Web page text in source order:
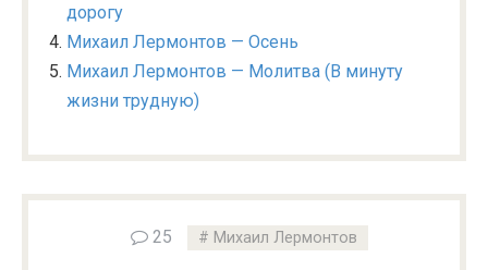
дорогу
Михаил Лермонтов — Осень
Михаил Лермонтов — Молитва (В минуту
жизни трудную)
25 Михаил Лермонтов